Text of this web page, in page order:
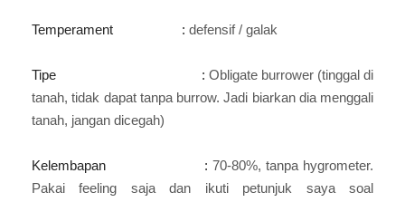
Temperament : defensif / galak
Tipe : Obligate burrower (tinggal di
tanah, tidak dapat tanpa burrow. Jadi biarkan dia menggali
tanah, jangan dicegah)
Kelembapan : 70-80%, tanpa hygrometer.
Pakai feeling saja dan ikuti petunjuk saya soal